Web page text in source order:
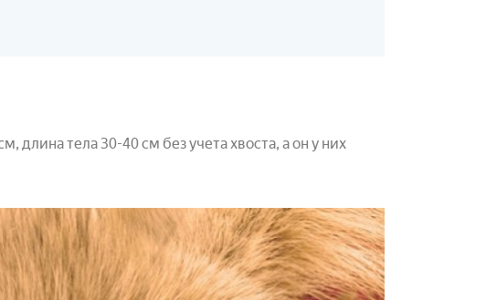
длина тела 30-40 см без учета хвоста, а он у них